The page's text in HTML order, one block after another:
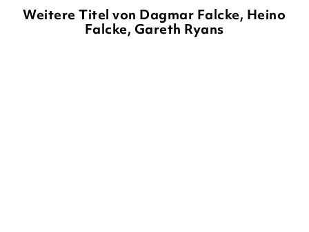
Weitere Titel von Dagmar Falcke, Heino
Falcke, Gareth Ryans